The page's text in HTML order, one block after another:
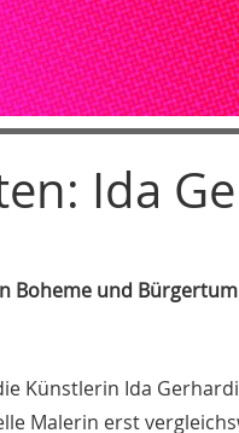
Ida
Boheme und Bürgertum
Künstlerin Ida
Malerin erst